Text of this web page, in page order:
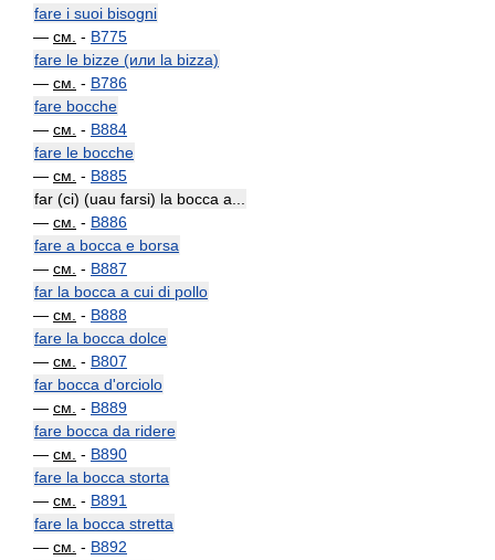
fare i suoi bisogni
— см. - B775
fare le bizze (или la bizza)
— см. - B786
fare bocche
— см. - B884
fare le bocche
— см. - B885
far (ci) (uau farsi) la bocca a...
— см. - B886
fare a bocca e borsa
— см. - B887
far la bocca a cui di pollo
— см. - B888
fare la bocca dolce
— см. - B807
far bocca d'orciolo
— см. - B889
fare bocca da ridere
— см. - B890
fare la bocca storta
— см. - B891
fare la bocca stretta
— см. - B892